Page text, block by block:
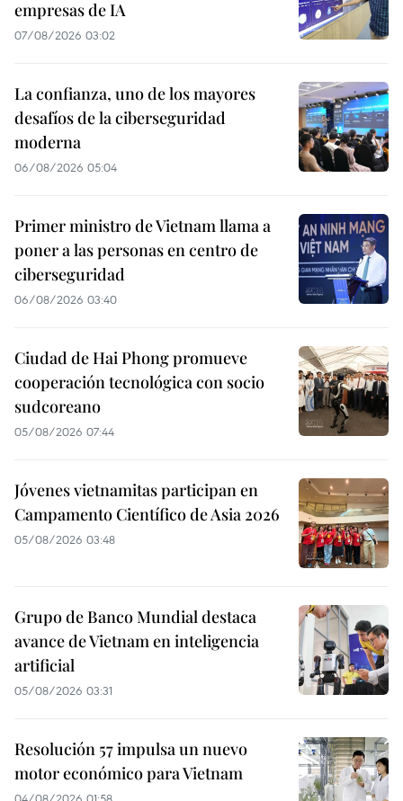
empresas de IA
07/08/2026 03:02
La confianza, uno de los mayores
desafíos de la ciberseguridad
moderna
06/08/2026 05:04
Primer ministro de Vietnam llama a
poner a las personas en centro de
ciberseguridad
06/08/2026 03:40
Ciudad de Hai Phong promueve
cooperación tecnológica con socio
sudcoreano
05/08/2026 07:44
Jóvenes vietnamitas participan en
Campamento Científico de Asia 2026
05/08/2026 03:48
Grupo de Banco Mundial destaca
avance de Vietnam en inteligencia
artificial
05/08/2026 03:31
Resolución 57 impulsa un nuevo
motor económico para Vietnam